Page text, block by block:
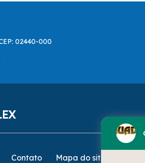
02440-000
Contato Mapa do site